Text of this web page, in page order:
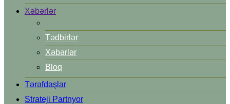
Xəbərlər
Tədbirlər
Xəbərlər
Bloq
Tərəfdaşlar
Strateji Partnyor